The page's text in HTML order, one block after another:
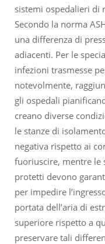
sistemi ospedalieri di
Secondo la norma
una differenza di
adiacenti. Per le
infezioni trasmesse
notevolmente,
gli ospedali
creano diverse
le stanze di
negativa rispetto ai
fuoriuscire, mentre le
protetti devono
per impedire
portata dell’aria di
superiore rispetto a
preservare tali